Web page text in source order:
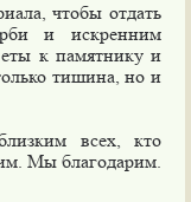
чтобы отдать
и искренним
к памятнику и
тишина, но и
всех, кто
Мы благодарим.